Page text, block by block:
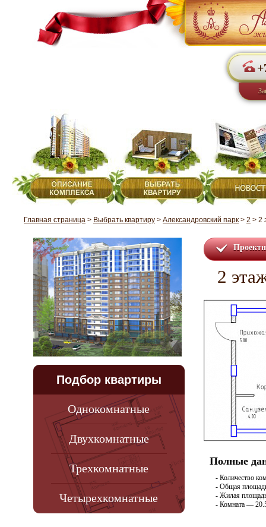
Главная страница > Выбрать квартиру > Александровский парк > 2 > 2
Подбор квартиры
Однокомнатные
Двухкомнатные
Трехкомнатные
Четырехкомнатные
2
Полные
- Количество
- Общая
- Жилая
- Комната —